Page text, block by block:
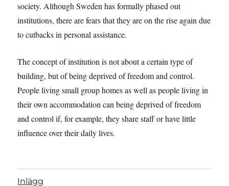
society. Although Sweden has formally phased out
institutions, there are fears that they are on the rise again due
to cutbacks in personal assistance.
The concept of institution is not about a certain type of
building, but of being deprived of freedom and control.
People living small group homes as well as people living in
their own accommodation can being deprived of freedom
and control if, for example, they share staff or have little
influence over their daily lives.
Inlägg